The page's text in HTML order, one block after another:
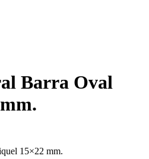
Barra Oval
15×22 mm.